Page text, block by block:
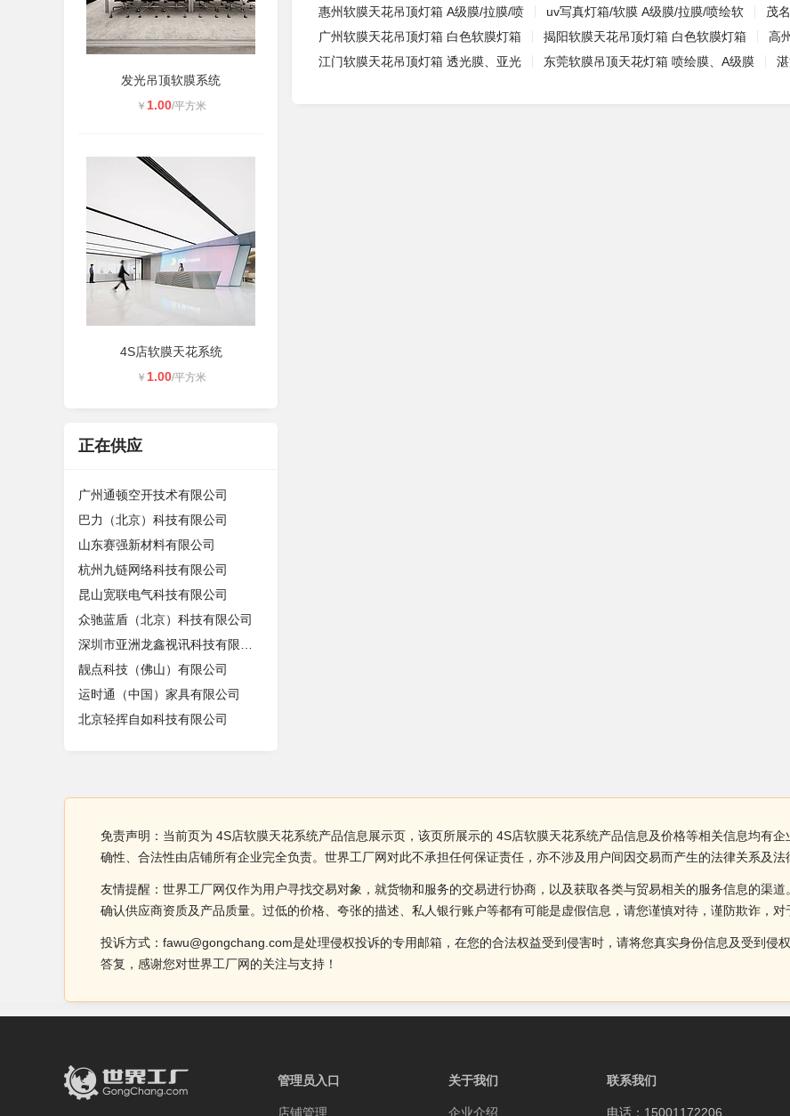
发光吊顶软膜系统
￥ 1.00/平方米
4S店软膜天花系统
￥ 1.00/平方米
正在供应
广州通顿空开技术有限公司
巴力（北京）科技有限公司
山东赛强新材料有限公司
杭州九链网络科技有限公司
昆山宽联电气科技有限公司
众驰蓝盾（北京）科技有限公司
靓点科技（佛山）有限公司
运时通（中国）家具有限公司
北京轻挥自如科技有限公司
惠州软膜天花吊顶灯箱 A级膜/拉膜/喷
uv写真灯箱/软膜 A级膜/拉膜/喷绘软
茂
广州软膜天花吊顶灯箱 白色软膜灯箱
揭阳软膜天花吊顶灯箱 白色软膜灯箱
高
江门软膜天花吊顶灯箱 透光膜、亚光
东莞软膜吊顶天花灯箱 喷绘膜、A级膜
免责声明：当前页为 4S店软膜天花系统产品信息展示页，该页所展示的 4S店软膜天花系统产品信息及价格等相关信息均有
确性、合法性由店铺所有企业完全负责。世界工厂网对此不承担任何保证责任，亦不涉及用户间因交易而产生的法律关系及法
友情提醒：世界工厂网仅作为用户寻找交易对象，就货物和服务的交易进行协商，以及获取各类与贸易相关的服务信息的渠
确认供应商资质及产品质量。过低的价格、夸张的描述、私人银行账户等都有可能是虚假信息，请您谨慎对待，谨防欺诈，对
投诉方式：fawu@gongchang.com是处理侵权投诉的专用邮箱，在您的合法权益受到侵害时，请将您真实身份信息及受到侵
答复，感谢您对世界工厂网的关注与支持！
管理员入口
店铺管理
关于我们
企业介绍
联系我们
电话：15001172206